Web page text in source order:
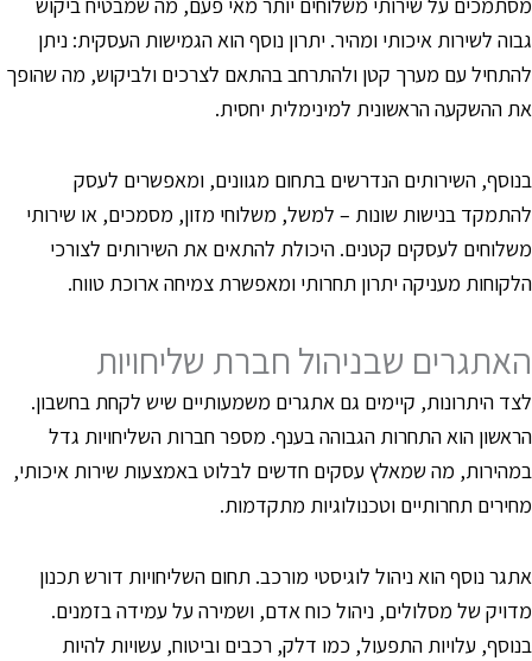
לשירות איכותי ומהיר. יתרון נוסף הוא הגמישות העסקית: ניתן
עם מערך קטן ולהתרחב בהתאם לצרכים ולביקוש, מה שהופך
ההשקעה הראשונית למינימלית יחסית.
השירותים הנדרשים בתחום מגוונים, ומאפשרים לעסק
בנישות שונות – למשל, משלוחי מזון, מסמכים, או שירותי
לעסקים קטנים. היכולת להתאים את השירותים לצורכי
מעניקה יתרון תחרותי ומאפשרת צמיחה ארוכת טווח.
שבניהול חברת שליחויות
היתרונות, קיימים גם אתגרים משמעותיים שיש לקחת בחשבון.
הוא התחרות הגבוהה בענף. מספר חברות השליחויות גדל
מה שמאלץ עסקים חדשים לבלוט באמצעות שירות איכותי,
תחרותיים וטכנולוגיות מתקדמות.
נוסף הוא ניהול לוגיסטי מורכב. תחום השליחויות דורש תכנון
של מסלולים, ניהול כוח אדם, ושמירה על עמידה בזמנים.
עלויות התפעול, כמו דלק, רכבים וביטוח, עשויות להיות